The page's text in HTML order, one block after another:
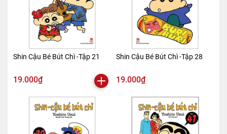
Shin Cậu Bé Bút Chì -Tập 21
19.000₫
Shin Cậu Bé Bút Chì -Tập 28
19.000₫